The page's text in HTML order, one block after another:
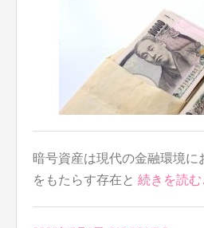
暗号資産は現代の金融環境に
をもたらす存在と 続きを読